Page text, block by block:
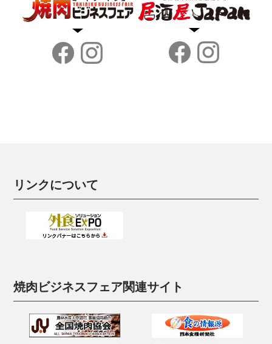
リンクについて
焼肉ビジネスフェア関連サイト